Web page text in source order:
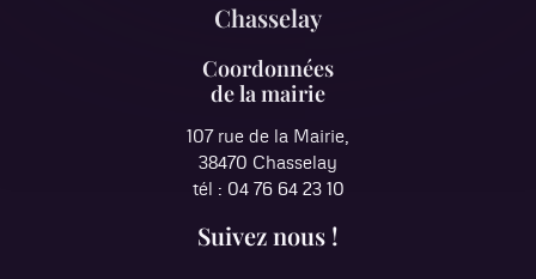
Chasselay
Coordonnées
de la mairie
107 rue de la Mairie,
38470 Chasselay
tél : 04 76 64 23 10
Suivez nous !